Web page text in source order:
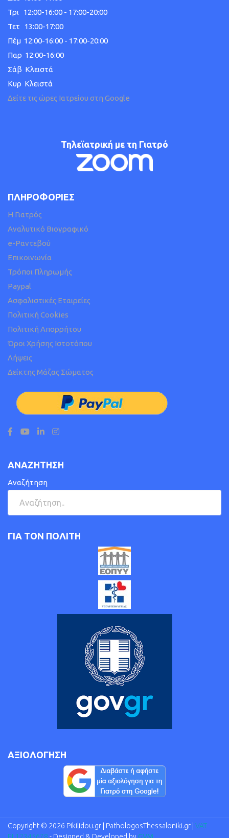
Τρι 12:00-16:00 - 17:00-20:00
Τετ 13:00-17:00
Πέμ 12:00-16:00 - 17:00-20:00
Παρ 12:00-16:00
Σάβ Κλειστά
Κυρ Κλειστά
Δείτε τις ώρες Ιατρείου στη Google
Τηλεϊατρική με τη Γιατρό
ΠΛΗΡΟΦΟΡΙΕΣ
H Γιατρός
Αναλυτικό Βιογραφικό
e-Ραντεβού
Επικοινωνία
Τρόποι Πληρωμής
Paypal
Ασφαλιστικές Εταιρείες
Πολιτική Cookies
Πολιτική Απορρήτου
Όροι Χρήσης Ιστοτόπου
Λήψεις
Δείκτης Μάζας Σώματος
ΑΝΑΖΗΤΗΣΗ
Αναζήτηση
ΓΙΑ ΤΟΝ ΠΟΛΙΤΗ
ΑΞΙΟΛΟΓΗΣΗ
Copyright © 2026 Pikilidou.gr | PathologosThessaloniki.gr | VAT
EL12345678 - Designed & Developed by GVM